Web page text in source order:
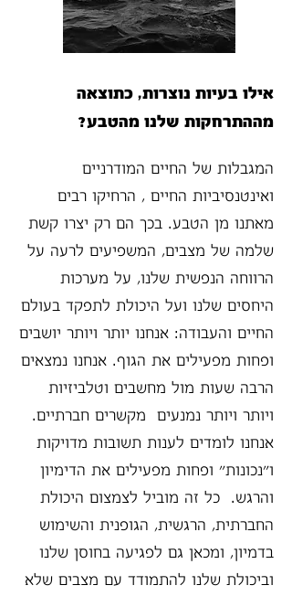
אילו בעיות נוצרות, כתוצאה
מההתרחקות שלנו מהטבע?
המגבלות של החיים המודרניים
ואינטנסיביות החיים , הרחיקו רבים
מאתנו מן הטבע. בכך הם רק יצרו קשת
שלמה של מצבים, המשפיעים לרעה על
הרווחה הנפשית שלנו, על מערכות
היחסים שלנו ועל היכולת לתפקד בעולם
החיים והעבודה: אנחנו יותר ויותר יושבים
ופחות מפעילים את הגוף. אנחנו נמצאים
הרבה שעות מול מחשבים וטלביזיות
ויותר ויותר נמנעים מקשרים חברתיים.
אנחנו לומדים לענות תשובות מדויקות
ו״נכונות״ ופחות מפעילים את הדימיון
והרגש. כל זה מוביל לצמצום היכולת
החברתית, הרגשית, הגופנית והשימוש
בדמיון, ומכאן גם לפגיעה בחוסן שלנו
וביכולת שלנו להתמודד עם מצבים שלא